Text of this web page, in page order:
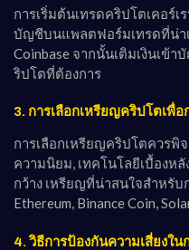
การเริ่มต้นเทรดคริปโตเคอร์
บัญชีบนแพลตฟอร์มเทรดที่น่าเ
Coinbase จากนั้นเติมเงินเข้
ริปโตที่ต้องการ
3. การเลือกเหรียญคริปโตเพื่
การเลือกเหรียญคริปโตควรพิ
ความนิยม, เทคโนโลยีเบื้องห
กว้าง เหรียญที่น่าสนใจสำหรั
Ethereum, Binance Coin,
4. วิธีการป้องกันความเสี่ยงใ